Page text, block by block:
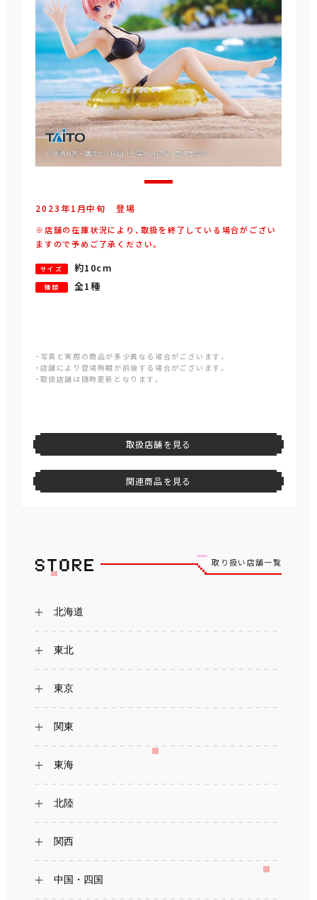
2023年1 月中旬 登場
※店舗の在庫状況により、取扱を終了している場合がござい
ますので予めご了承ください。
サイズ 約10cm
種類 全1種
・写真と実際の商品が多少異なる場合がございます。
・店舗により登場時期が前後する場合がございます。
・取扱店舗は随時更新となります。
取扱店舗を見る
関連商品を見る
取り扱い店舗一覧
北海道
東北
東京
関東
東海
北陸
関西
中国・四国